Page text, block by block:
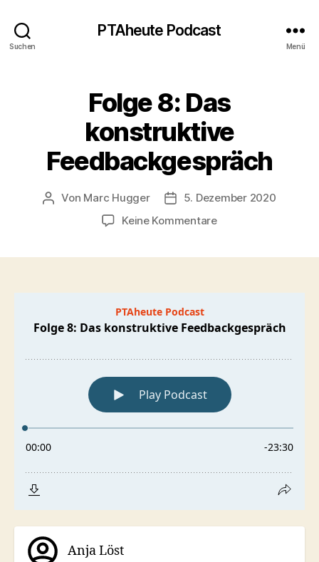
Suchen
PTAheute Podcast
Menü
Folge 8: Das
konstruktive
Feedbackgespräch
Beitragsautor
Von Marc Hugger Veröffentlichungsdatum
5. Dezember 2020
Keine Kommentarezu
Anja Löst